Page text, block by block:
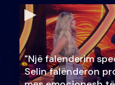
"Një falenderim
Selin falënderon